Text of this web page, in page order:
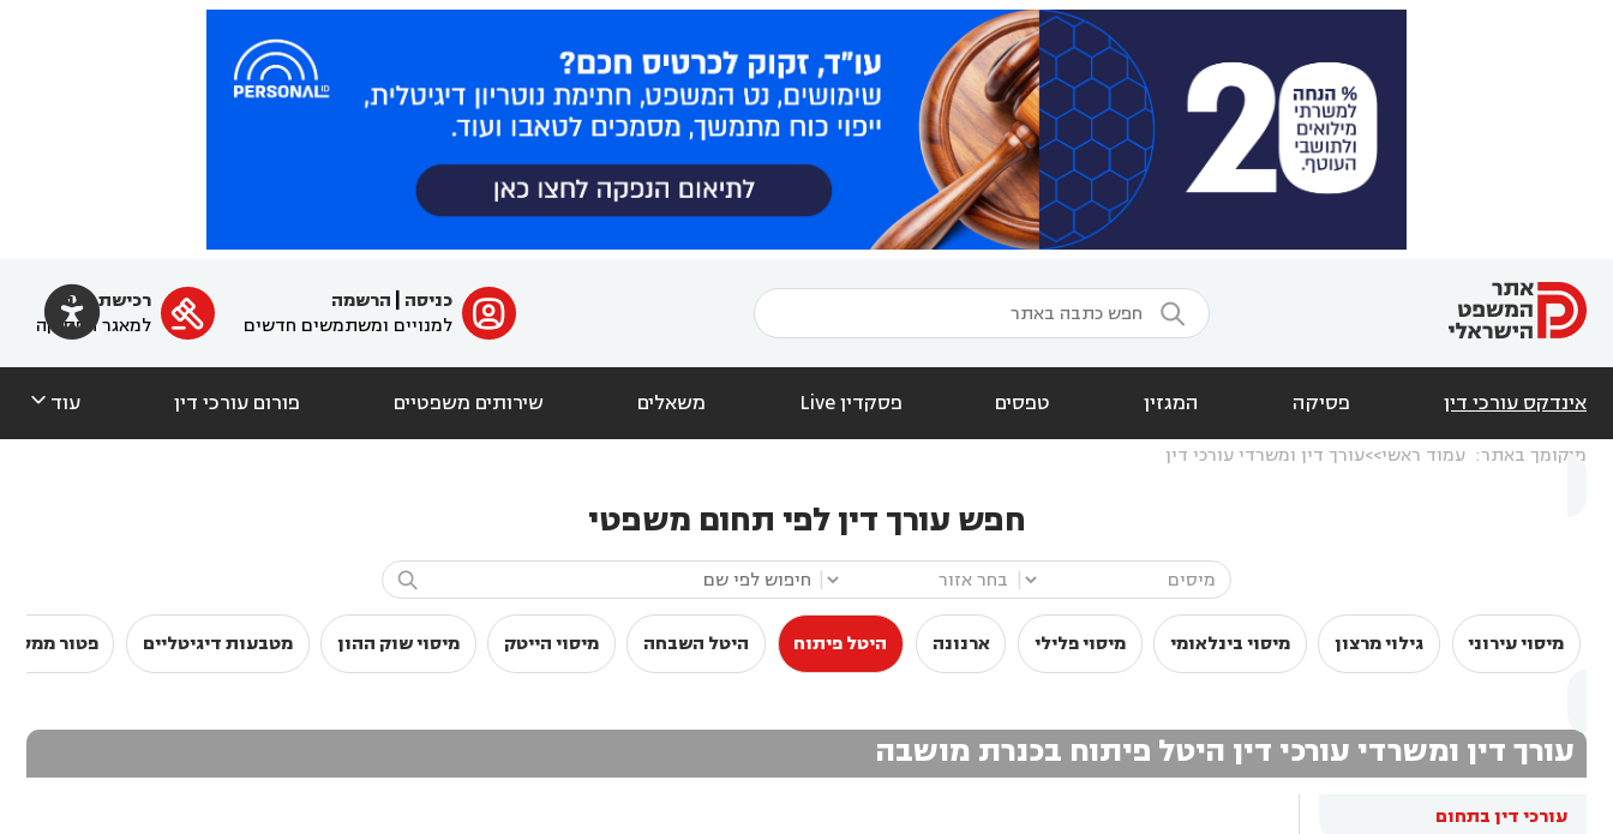
  ﱐ כניסה
הרשמה
למנויים ומשתמשים חדשים

רכישת מנוי
למאגר הפסיקה
אינדקס עורכי דין פסיקה המגזין טפסים פסקדין Live משאלים שירותים משפטיים פורום עורכי דין עוד 
מיקומך באתר: עמוד ראשי עורך דין ומשרדי עורכי דין
חפש עורך דין לפי תחום משפטי

מיסוי עירוני גילוי מרצון מיסוי בינלאומי מיסוי פלילי ארנונה היטל פיתוח היטל השבחה מיסוי הייטק מיסוי שוק ההון מטבעות דיגיטליים פטור ממס
עורך דין ומשרדי עורכי דין היטל פיתוח בכנרת מושבה
עורכי דין בתחום